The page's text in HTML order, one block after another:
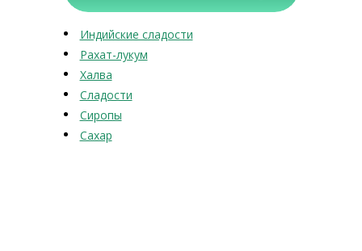
Индийские сладости
Рахат-лукум
Халва
Сладости
Сиропы
Сахар